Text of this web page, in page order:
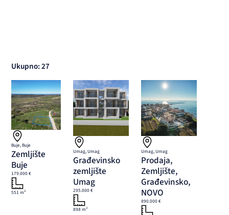
Ukupno: 27
Buje, Buje
Zemljište
Buje
179.000 €
551 m²
Umag, Umag
Građevinsko
zemljište
Umag
295.000 €
898 m²
Umag, Umag
Prodaja,
Zemljište,
Građevinsko,
NOVO
890.000 €